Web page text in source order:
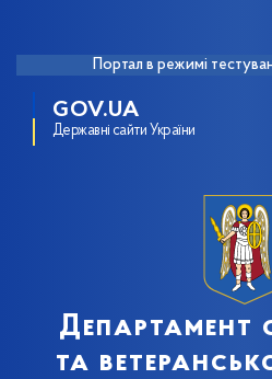
Портал в режимі
GOV.UA
Державні сайти України
Департамент
та